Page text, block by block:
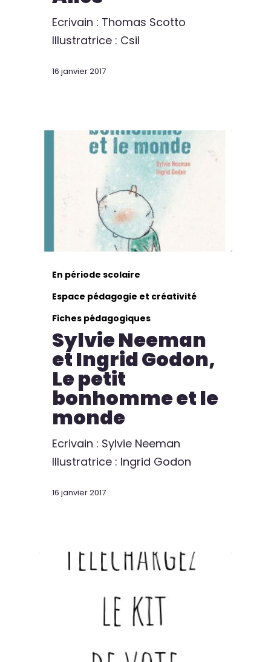
Ecrivain : Thomas Scotto
Illustratrice : Csil
16 janvier 2017
En période scolaire
Espace pédagogie et créativité
Fiches pédagogiques
Sylvie Neeman
et Ingrid Godon,
Le petit
bonhomme et le
monde
Ecrivain : Sylvie Neeman
Illustratrice : Ingrid Godon
16 janvier 2017